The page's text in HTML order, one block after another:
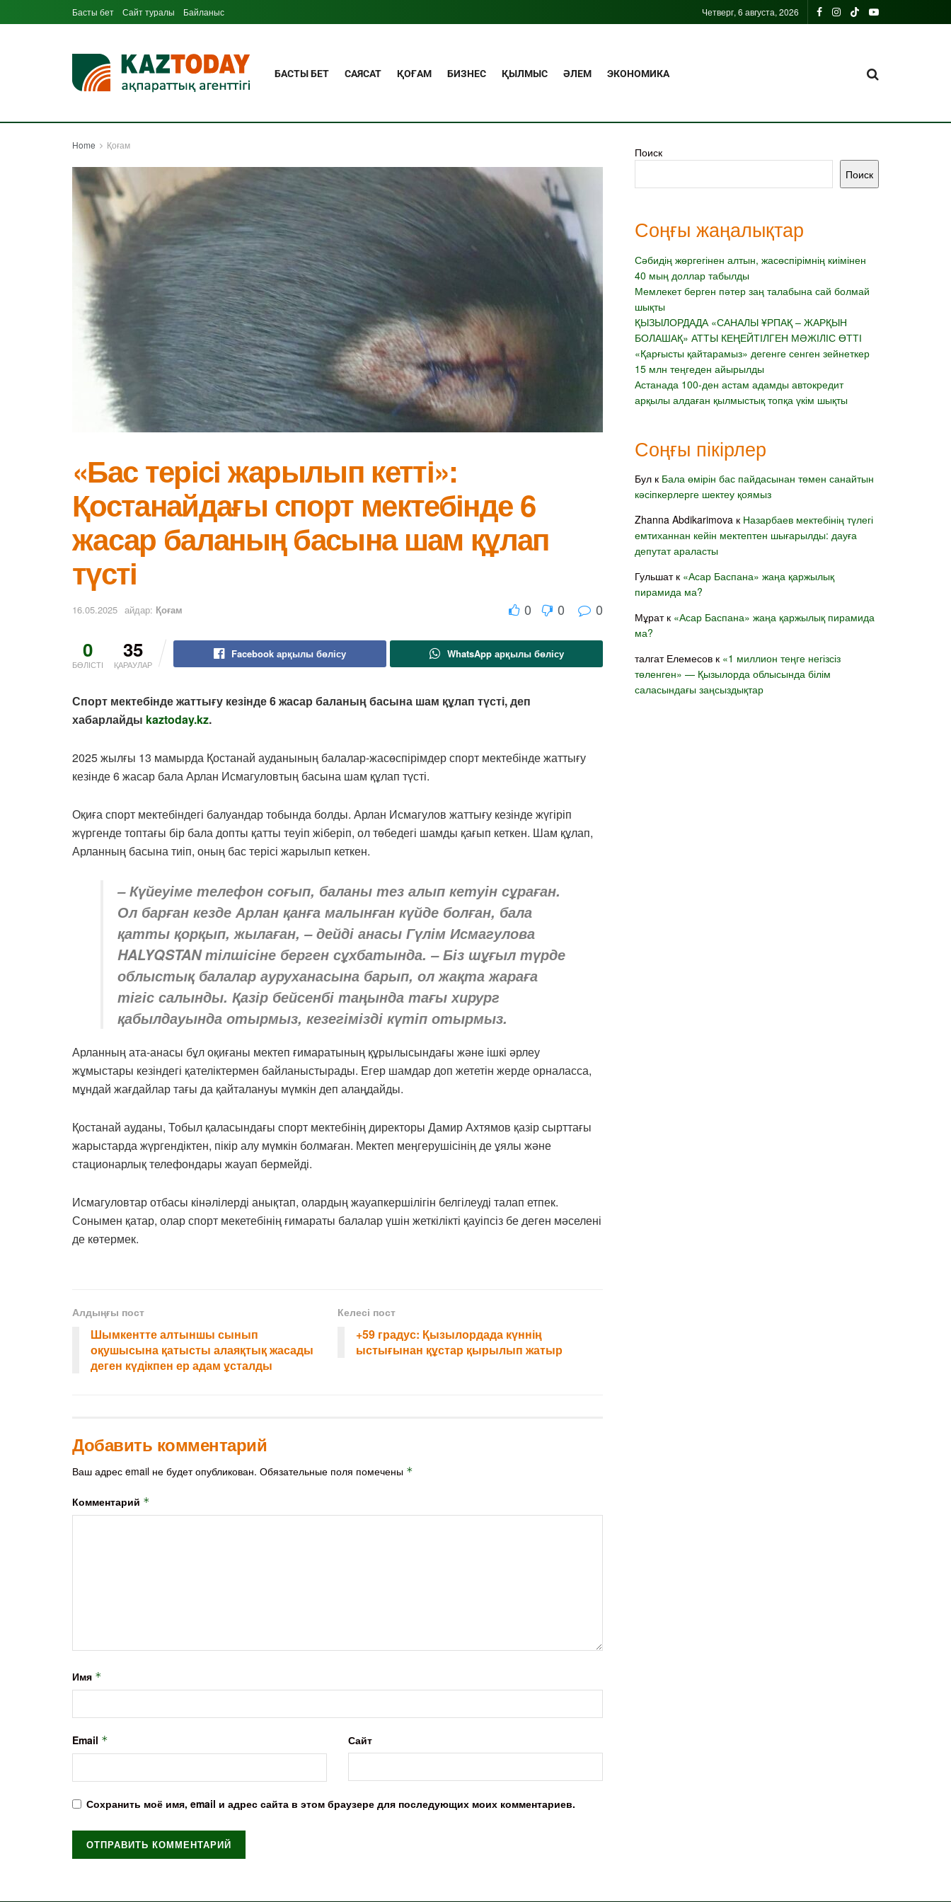
Басты бет Сайт туралы Байланыс Четверг, 6 августа, 2026
БАСТЫ БЕТ САЯСАТ ҚОҒАМ БИЗНЕС ҚЫЛМЫС ӘЛЕМ ЭКОНОМИКА
Home Қоғам
«Бас терісі жарылып кетті»:
Қостанайдағы спорт мектебінде 6
жасар баланың басына шам құлап
түсті
16.05.2025 айдар: Қоғам 0 0 0
0
БӨЛІСТІ
35
ҚАРАУЛАР
Facebook арқылы бөлісу WhatsApp арқылы бөлісу
Спорт мектебінде жаттығу кезінде 6 жасар баланың басына шам құлап түсті,деп
хабарлайды kaztoday.kz.
2025 жылғы 13 мамырда Қостанай ауданының балалар-жасөспірімдер спорт мектебінде жаттығу
кезінде 6 жасар бала Арлан Исмагуловтың басына шам құлап түсті.
Оқиға спорт мектебіндегі балуандар тобында болды. Арлан Исмагулов жаттығу кезінде жүгіріп
жүргенде топтағы бір бала допты қатты теуіп жіберіп, ол төбедегі шамды қағып кеткен. Шам құлап,
Арланның басына тиіп, оның бас терісі жарылып кеткен.
– Күйеуіме телефон соғып, баланы тез алып кетуін сұраған.
Ол барған кезде Арлан қанға малынған күйде болған, бала
қатты қорқып, жылаған, – дейді анасы Гүлім Исмагулова
HALYQSTAN тілшісіне берген сұхбатында. – Біз шұғыл түрде
облыстық балалар ауруханасына барып, ол жақта жараға
тігіс салынды. Қазір бейсенбі таңында тағы хирург
қабылдауында отырмыз, кезегімізді күтіп отырмыз.
Арланның ата-анасы бұл оқиғаны мектеп ғимаратының құрылысындағы және ішкі әрлеу
жұмыстары кезіндегі қателіктермен байланыстырады. Егер шамдар доп жететін жерде орналасса,
мұндай жағдайлар тағы да қайталануы мүмкін деп алаңдайды.
Қостанай ауданы, Тобыл қаласындағы спорт мектебінің директоры Дамир Ахтямов қазір сырттағы
жарыстарда жүргендіктен, пікір алу мүмкін болмаған. Мектеп меңгерушісінің де ұялы және
стационарлық телефондары жауап бермейді.
Исмагуловтар отбасы кінәлілерді анықтап, олардың жауапкершілігін белгілеуді талап етпек.
Сонымен қатар, олар спорт мекетебінің ғимараты балалар үшін жеткілікті қауіпсіз бе деген мәселені
де көтермек.
Алдыңғы пост
Шымкентте алтыншы сынып
оқушысына қатысты алаяқтық жасады
деген күдікпен ер адам ұсталды
Келесі пост
+59 градус: Қызылордада күннің
ыстығынан құстар қырылып жатыр
Добавить комментарий
Ваш адрес email не будет опубликован. Обязательные поля помечены *
Комментарий *
Имя *
Email * Сайт
Сохранить моё имя, email и адрес сайта в этом браузере для последующих моих комментариев.
Поиск
Поиск
Соңғы жаңалықтар
Сәбидің жөргегінен алтын, жасөспірімнің киімінен
40 мың доллар табылды
Мемлекет берген пәтер заң талабына сай болмай
шықты
ҚЫЗЫЛОРДАДА «САНАЛЫ ҰРПАҚ – ЖАРҚЫН
БОЛАШАҚ» АТТЫ КЕҢЕЙТІЛГЕН МӘЖІЛІС ӨТТІ
«Қарғысты қайтарамыз» дегенге сенген зейнеткер
15 млн теңгеден айырылды
Астанада 100-ден астам адамды автокредит
арқылы алдаған қылмыстық топқа үкім шықты
Соңғы пікірлер
Бул к Бала өмірін бас пайдасынан төмен санайтын
кәсіпкерлерге шектеу қоямыз
Zhanna Abdikarimova к Назарбаев мектебінің түлегі
емтиханнан кейін мектептен шығарылды: дауға
депутат араласты
Гульшатк «Асар Баспана» жаңа қаржылық
пирамида ма?
Мұратк «Асар Баспана» жаңа қаржылық пирамида
ма?
талгат Елемесов к «1 миллион теңге негізсіз
төленген» — Қызылорда облысында білім
саласындағы заңсыздықтар